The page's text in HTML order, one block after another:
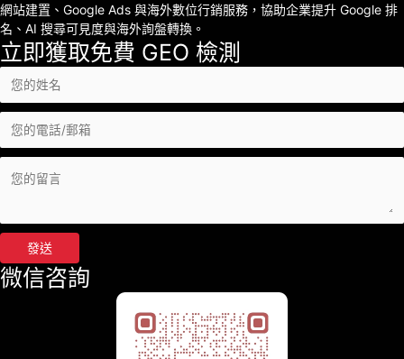
網站建置、Google Ads 與海外數位行銷服務，協助企業提升 Google 排
名、AI 搜尋可見度與海外詢盤轉換。
立即獲取免費 GEO 檢測
發送
微信咨詢